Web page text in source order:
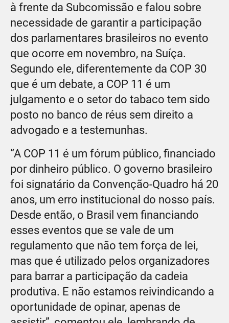
à frente da Subcomissão e falou sobre
necessidade de garantir a participação
dos parlamentares brasileiros no evento
que ocorre em novembro, na Suíça.
Segundo ele, diferentemente da COP 30
que é um debate, a COP 11 é um
julgamento e o setor do tabaco tem sido
posto no banco de réus sem direito a
advogado e a testemunhas.
“A COP 11 é um fórum público, financiado
por dinheiro público. O governo brasileiro
foi signatário da Convenção-Quadro há 20
anos, um erro institucional do nosso país.
Desde então, o Brasil vem financiando
esses eventos que se vale de um
regulamento que não tem força de lei,
mas que é utilizado pelos organizadores
para barrar a participação da cadeia
produtiva. E não estamos reivindicando a
oportunidade de opinar, apenas de